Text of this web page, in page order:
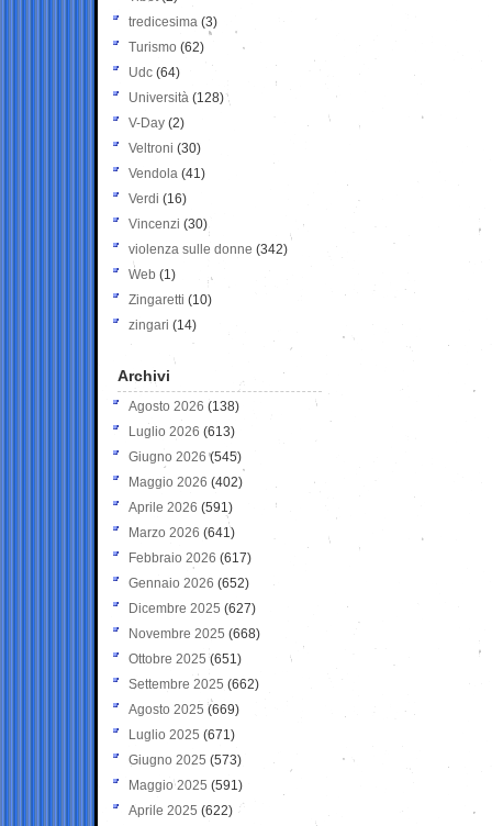
tredicesima (3)
Turismo (62)
Udc (64)
Università (128)
V-Day (2)
Veltroni (30)
Vendola (41)
Verdi (16)
Vincenzi (30)
violenza sulle donne (342)
Web (1)
Zingaretti (10)
zingari (14)
Archivi
Agosto 2026 (138)
Luglio 2026 (613)
Giugno 2026 (545)
Maggio 2026 (402)
Aprile 2026 (591)
Marzo 2026 (641)
Febbraio 2026 (617)
Gennaio 2026 (652)
Dicembre 2025 (627)
Novembre 2025 (668)
Ottobre 2025 (651)
Settembre 2025 (662)
Agosto 2025 (669)
Luglio 2025 (671)
Giugno 2025 (573)
Maggio 2025 (591)
Aprile 2025 (622)